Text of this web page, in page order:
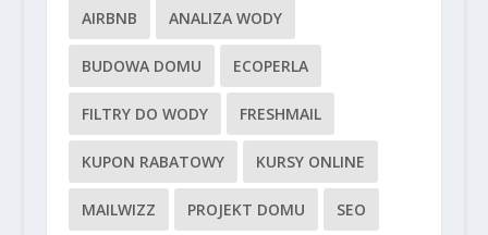
AIRBNB ANALIZA WODY
BUDOWA DOMU ECOPERLA
FILTRY DO WODY FRESHMAIL
KUPON RABATOWY KURSY ONLINE
MAILWIZZ PROJEKT DOMU SEO